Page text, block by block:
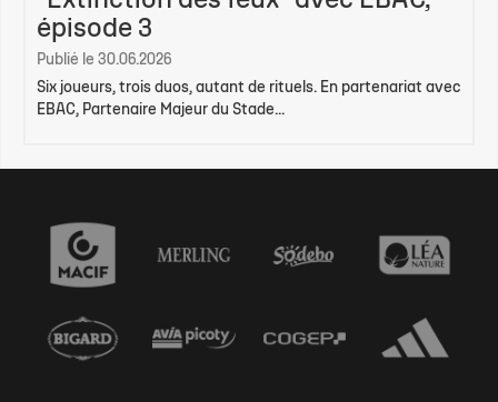
épisode 3
Publié le 30.06.2026
Six joueurs, trois duos, autant de rituels. En partenariat avec
EBAC, Partenaire Majeur du Stade...